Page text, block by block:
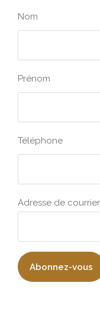
Nom
Prénom
Téléphone
Adresse de